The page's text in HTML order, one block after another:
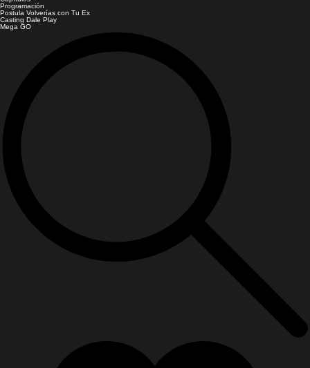
Programación
Postula Volverías con Tu Ex
Casting Dale Play
Mega GO